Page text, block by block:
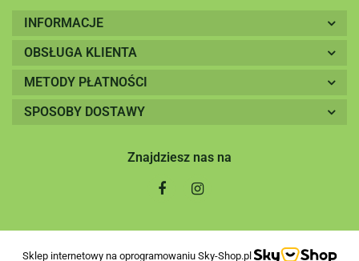
INFORMACJE
OBSŁUGA KLIENTA
METODY PŁATNOŚCI
SPOSOBY DOSTAWY
Znajdziesz nas na
Sklep internetowy na oprogramowaniu Sky-Shop.pl